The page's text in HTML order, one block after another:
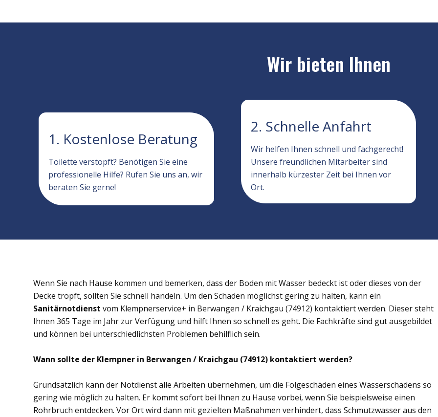
Wir bieten Ihnen
1. Kostenlose Beratung
Toilette verstopft? Benötigen Sie eine
professionelle Hilfe? Rufen Sie uns an, wir
beraten Sie gerne!
2. Schnelle Anfahrt
Wir helfen Ihnen schnell und fachgerecht!
Unsere freundlichen Mitarbeiter sind
innerhalb kürzester Zeit bei Ihnen vor
Ort.
Wenn Sie nach Hause kommen und bemerken, dass der Boden mit Wasser bedeckt ist oder dieses von der
Decke tropft, sollten Sie schnell handeln. Um den Schaden möglichst gering zu halten, kann ein
Sanitärnotdienst vom Klempnerservice+ in Berwangen / Kraichgau (74912) kontaktiert werden. Dieser steht
Ihnen 365 Tage im Jahr zur Verfügung und hilft Ihnen so schnell es geht. Die Fachkräfte sind gut ausgebildet
und können bei unterschiedlichsten Problemen behilflich sein.
Wann sollte der Klempner in Berwangen / Kraichgau (74912) kontaktiert werden?
Grundsätzlich kann der Notdienst alle Arbeiten übernehmen, um die Folgeschäden eines Wasserschadens so
gering wie möglich zu halten. Er kommt sofort bei Ihnen zu Hause vorbei, wenn Sie beispielsweise einen
Rohrbruch entdecken. Vor Ort wird dann mit gezielten Maßnahmen verhindert, dass Schmutzwasser aus den